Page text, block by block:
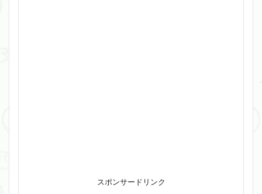
スポンサードリンク